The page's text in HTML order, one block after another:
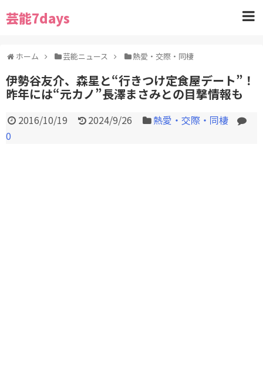
芸能7days
ホーム 芸能ニュース 熱愛・交際・同棲
伊勢谷友介、森星と“行きつけ定食屋デート”！
昨年には“元カノ”長澤まさみとの目撃情報も
2016/10/19 2024/9/26
熱愛・交際・同棲
0